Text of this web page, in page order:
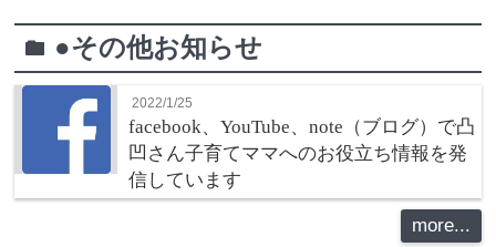
folder ●その他お知らせ
2022/1/25
facebook、YouTube、note（ブログ）で凸
凹さん子育てママへのお役立ち情報を発
信しています
more...